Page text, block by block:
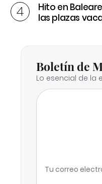
Hito en
las plazas
Boletín de
Lo esencial de la